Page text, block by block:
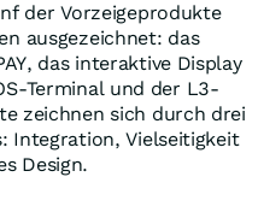
der Vorzeigeprodukte
ausgezeichnet: das
das interaktive Display
Terminal und der L3-
zeichnen sich durch drei
Integration, Vielseitigkeit
Design.